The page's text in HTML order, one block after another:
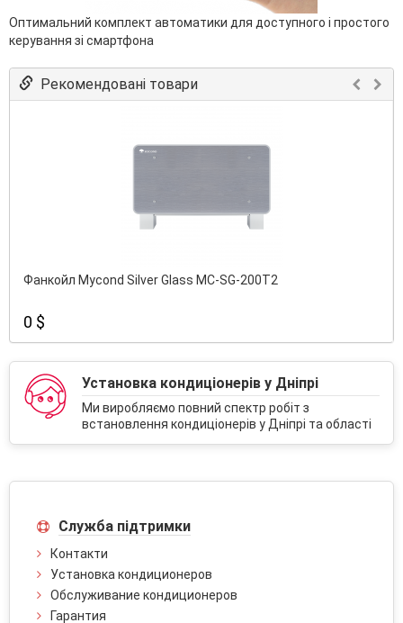
Оптимальний комплект автоматики для доступного і простого
керування зі смартфона
Рекомендовані товари
Фанкойл Mycond Silver Glass MC-SG-200T2
0 $
Установка кондиціонерів у Дніпрі
Ми виробляємо повний спектр робіт з
встановлення кондиціонерів у Дніпрі та області
Служба підтримки
Контакти
Установка кондиционеров
Обслуживание кондиционеров
Гарантия